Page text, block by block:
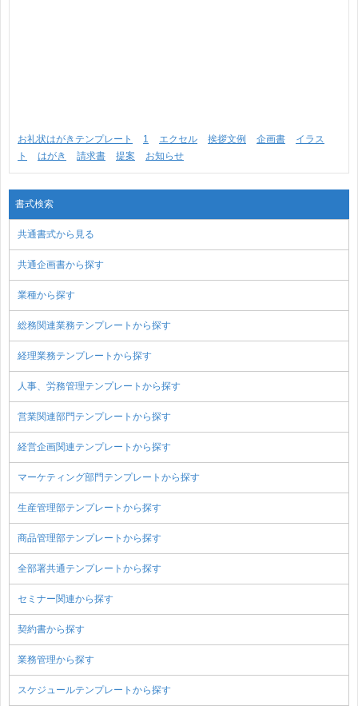
お礼状はがきテンプレート 1 エクセル 挨拶文例 企画書
イラス
ト
はがき 請求書 提案 お知らせ
書式検索
共通書式から見る
共通企画書から探す
業種から探す
総務関連業務テンプレートから探す
経理業務テンプレートから探す
人事、労務管理テンプレートから探す
営業関連部門テンプレートから探す
経営企画関連テンプレートから探す
マーケティング部門テンプレートから探す
生産管理部テンプレートから探す
商品管理部テンプレートから探す
全部署共通テンプレートから探す
セミナー関連から探す
契約書から探す
業務管理から探す
スケジュールテンプレートから探す